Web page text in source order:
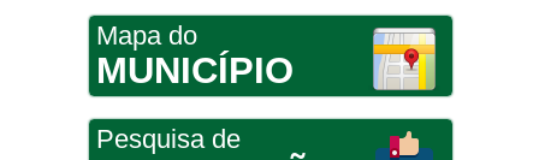
Mapa do
MUNICÍPIO
Pesquisa de